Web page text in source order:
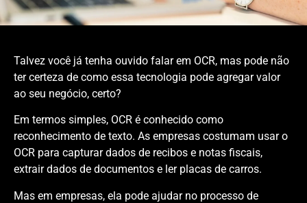
Talvez você já tenha ouvido falar em OCR, mas pode não
ter certeza de como essa tecnologia pode agregar valor
ao seu negócio, certo?
Em termos simples, OCR é conhecido como
reconhecimento de texto. As empresas costumam usar o
OCR para capturar dados de recibos e notas fiscais,
extrair dados de documentos e ler placas de carros.
Mas em empresas, ela pode ajudar no processo de